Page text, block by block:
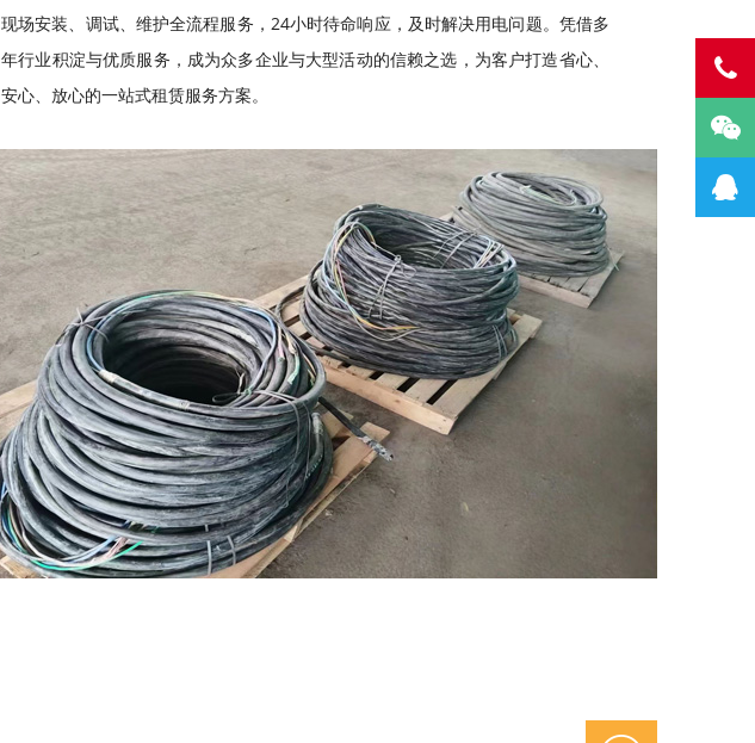
现场安装、调试、维护全流程服务，24小时待命响应，及时解决用电问题。凭借多
年行业积淀与优质服务，成为众多企业与大型活动的信赖之选，为客户打造省心、
安心、放心的一站式租赁服务方案。